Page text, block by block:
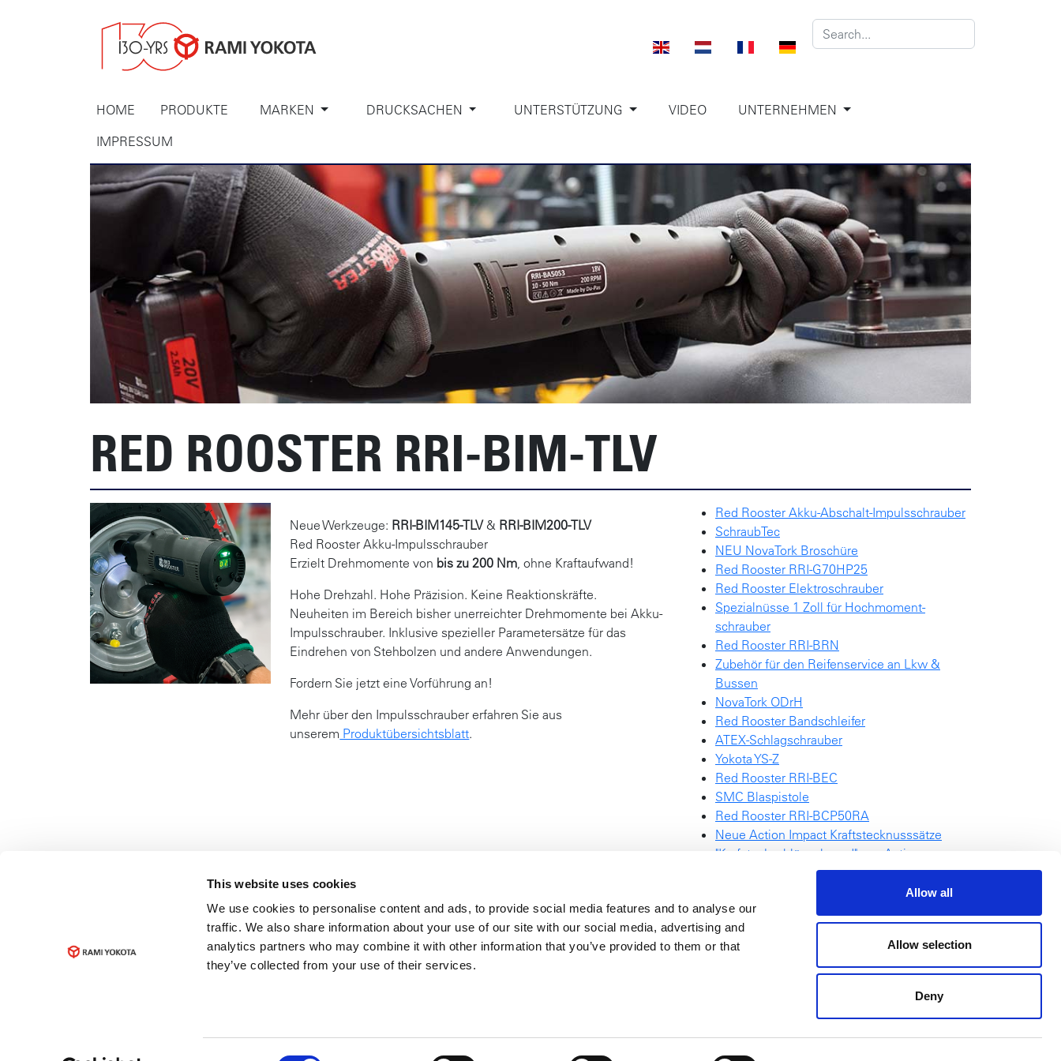
This website uses cookies
We use cookies to personalise content and ads, to provide social media features and to analyse our
traffic. We also share information about your use of our site with our social media, advertising and
analytics partners who may combine it with other information that you’ve provided to them or that
they’ve collected from your use of their services.
Allow all
Allow selection
Deny
HOME PRODUKTE MARKEN DRUCKSACHEN UNTERSTÜTZUNG VIDEO
UNTERNEHMEN
IMPRESSUM
RED ROOSTER RRI-BIM-TLV
Neue Werkzeuge: RRI-BIM145-TLV& RRI-BIM200-TLV
Red Rooster Akku-Impulsschrauber
Erzielt Drehmomente von bis zu 200 Nm , ohne Kraftaufwand!
Hohe Drehzahl. Hohe Präzision. Keine Reaktionskräfte.
Neuheiten im Bereich bisher unerreichter Drehmomente bei Akku-
Impulsschrauber. Inklusive spezieller Parametersätze für das
Eindrehen von Stehbolzen und andere Anwendungen.
Fordern Sie jetzt eine Vorführung an!
Mehr über den Impulsschrauber erfahren Sie aus
unserem Produktübersichtsblatt.
Red Rooster Akku-Abschalt-Impulsschrauber
SchraubTec
NEU NovaTork Broschüre
Red Rooster RRI-G70HP25
Red Rooster Elektroschrauber
Spezialnüsse 1 Zoll für Hochmoment-
schrauber
Red Rooster RRI-BRN
Zubehör für den Reifenservice an Lkw &
Bussen
NovaTork ODrH
Red Rooster Bandschleifer
ATEX-Schlagschrauber
Yokota YS-Z
Red Rooster RRI-BEC
SMC Blaspistole
Red Rooster RRI-BCP50RA
Neue Action Impact Kraftstecknusssätze
"Krafsteckschlüsselwand" von Action
Hebezugskatalog Deutsch
EML